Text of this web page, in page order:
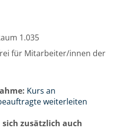
1.035
für Mitarbeiter/innen der
Kurs an
weiterleiten
zusätzlich auch